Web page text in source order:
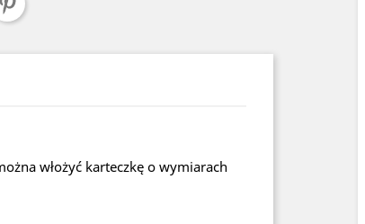
włożyć karteczkę o wymiarach